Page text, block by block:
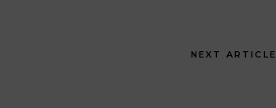
NEXT ARTICLE